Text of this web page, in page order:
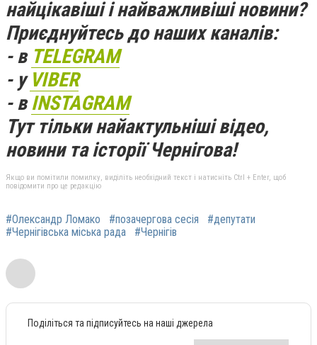
найцікавіші і найважливіші новини?
Приєднуйтесь до наших каналів:
- в TELEGRAM
- у VIBER
- вINSTAGRAM
Тут тільки найактульніші відео,
новини та історії Чернігова!
Якщо ви помітили помилку, виділіть необхідний текст і натисніть Ctrl + Enter, щоб
повідомити про це редакцію
#Олександр Ломако #позачергова сесія
#депутати
#Чернігівська міська рада
#Чернігів
Поділіться та підписуйтесь на наші джерела